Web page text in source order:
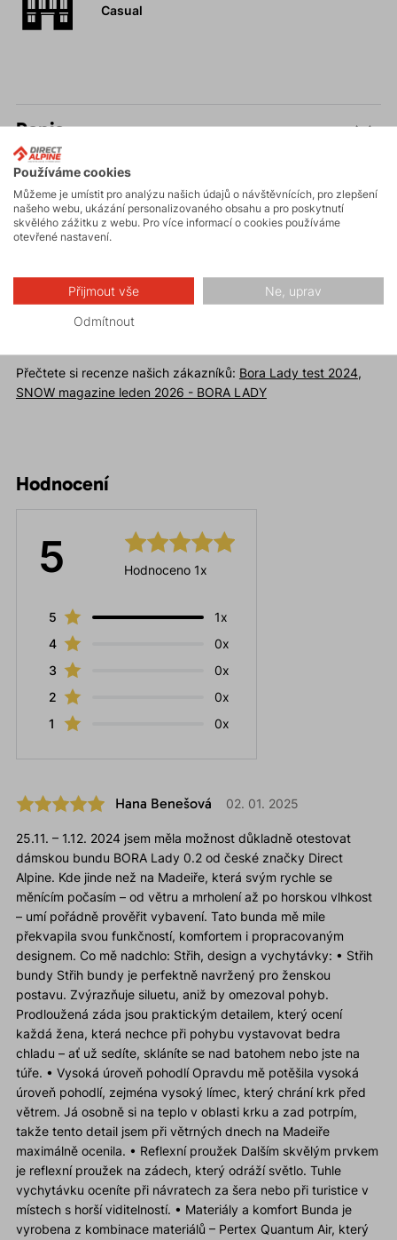
Casual
Popis
Parametry
Údržba
Přečtete si recenze našich zákazníků: Bora Lady test 2024,
SNOW magazine leden 2026 - BORA LADY
Hodnocení
5 Hodnoceno 1x
5
1x
4
0x
3
0x
2
0x
1
0x
Hana Benešová 02. 01. 2025
25.11. – 1.12. 2024 jsem měla možnost důkladně otestovat
dámskou bundu BORA Lady 0.2 od české značky Direct
Alpine. Kde jinde než na Madeiře, která svým rychle se
měnícím počasím – od větru a mrholení až po horskou vlhkost
– umí pořádně prověřit vybavení. Tato bunda mě mile
překvapila svou funkčností, komfortem i propracovaným
designem. Co mě nadchlo: Střih, design a vychytávky: • Střih
bundy Střih bundy je perfektně navržený pro ženskou
postavu. Zvýrazňuje siluetu, aniž by omezoval pohyb.
Prodloužená záda jsou praktickým detailem, který ocení
každá žena, která nechce při pohybu vystavovat bedra
chladu – ať už sedíte, skláníte se nad batohem nebo jste na
túře. • Vysoká úroveň pohodlí Opravdu mě potěšila vysoká
úroveň pohodlí, zejména vysoký límec, který chrání krk před
větrem. Já osobně si na teplo v oblasti krku a zad potrpím,
takže tento detail jsem při větrných dnech na Madeiře
maximálně ocenila. • Reflexní proužek Dalším skvělým prvkem
je reflexní proužek na zádech, který odráží světlo. Tuhle
vychytávku oceníte při návratech za šera nebo při turistice v
místech s horší viditelností. • Materiály a komfort Bunda je
vyrobena z kombinace materiálů – Pertex Quantum Air, který
Používáme cookies
Můžeme je umístit pro analýzu našich údajů o návštěvnících, pro zlepšení
našeho webu, ukázání personalizovaného obsahu a pro poskytnutí
skvělého zážitku z webu. Pro více informací o cookies používáme
otevřené nastavení.
Přijmout vše Ne, uprav
Odmítnout